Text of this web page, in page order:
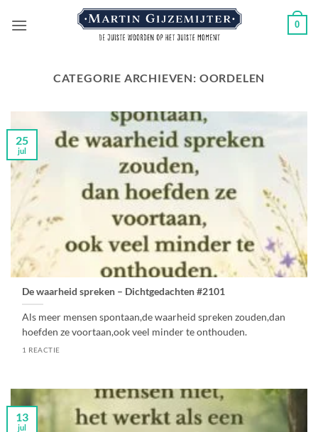
naar
0
CATEGORIE ARCHIEVEN: OORDELEN
De waarheid spreken – Dichtgedachten #2101
Als meer mensen spontaan,de waarheid spreken zouden,dan
hoefden ze voortaan,ook veel minder te onthouden.
1 REACTIE
25
jul
13
jul